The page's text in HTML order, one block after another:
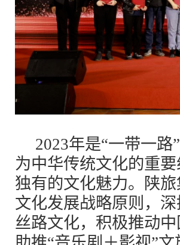
2023年是“一带一
为中华传统文化的重
独有的文化魅力。陕
文化发展战略原则，
丝路文化，积极推动